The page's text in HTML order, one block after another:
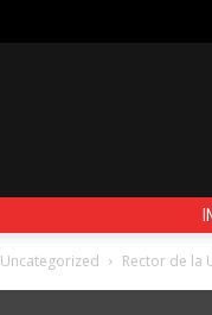
Uncategorized Rector de la